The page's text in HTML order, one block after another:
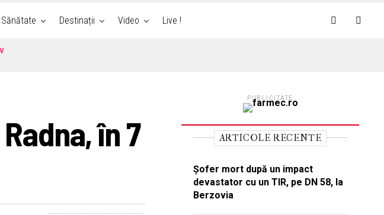
Sănătate Destinații Video Live !
în 7
PUBLICITATE
ARTICOLE RECENTE
Șofer mort după un impact
devastator cu un TIR, pe DN 58, la
Berzovia